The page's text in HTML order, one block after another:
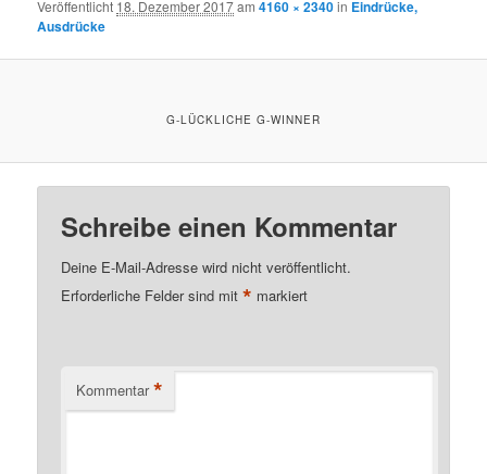
Veröffentlicht 18. Dezember 2017am4160 × 2340in Eindrücke,
Ausdrücke
G-LÜCKLICHE G-WINNER
Schreibe einen Kommentar
Deine E-Mail-Adresse wird nicht veröffentlicht.
Erforderliche Felder sind mit* markiert
Kommentar *